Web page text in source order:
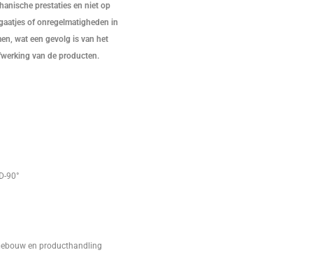
prestaties en niet op
of onregelmatigheden in
wat een gevolg is van het
van de producten.
90°
en producthandling